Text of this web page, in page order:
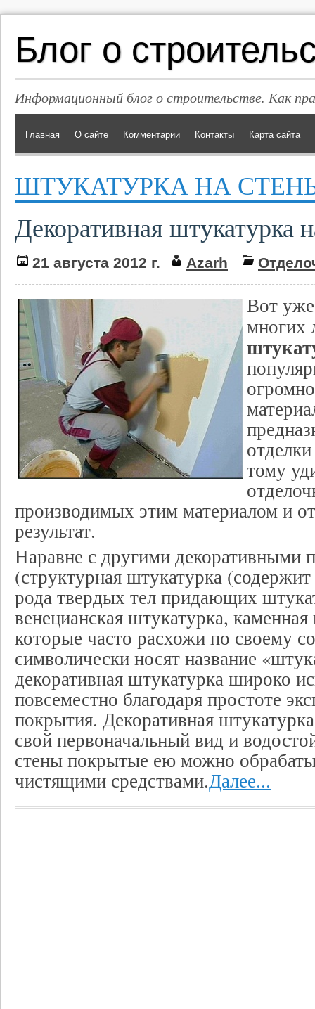
Блог о
Информационный блог о строительстве. Как
Главная О сайте Комментарии Контакты Карта сайта
ШТУКАТУРКА НА
Декоративная штукатурка
21 августа 2012 г. Azarh
Вот
многих
тому
производимых этим материалом и
результат.
Наравне с другими декоративными
(структурная штукатурка
рода твердых тел придающих
венецианская штукатурка,
которые часто расхожи по своему
символически носят название
декоративная штукатурка широко
повсеместно благодаря простоте
покрытия. Декоративная
свой первоначальный вид и
стены покрытые ею можно
чистящими средствами.Далее...